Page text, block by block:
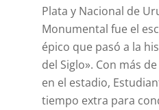
Plata y Nacional de
Monumental fue el
épico que pasó a la
del Siglo». Con más
en el estadio,
tiempo extra para